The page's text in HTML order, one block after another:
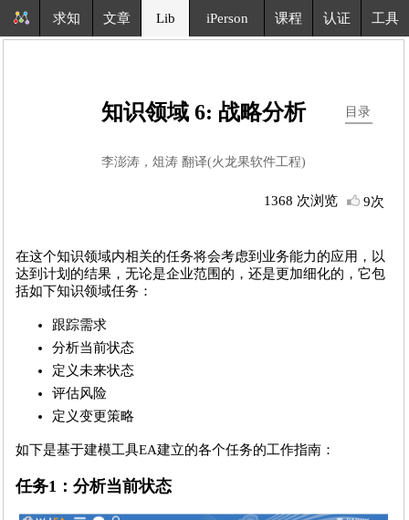
求知 文章 Lib iPerson 课程 认证 工具
目录
知识领域 6: 战略分析
李澎涛，俎涛 翻译(火龙果软件工程)
1368 次浏览 9次
在这个知识领域内相关的任务将会考虑到业务能力的应用，以
达到计划的结果，无论是企业范围的，还是更加细化的，它包
括如下知识领域任务：
跟踪需求
分析当前状态
定义未来状态
评估风险
定义变更策略
如下是基于建模工具EA建立的各个任务的工作指南：
任务1：分析当前状态